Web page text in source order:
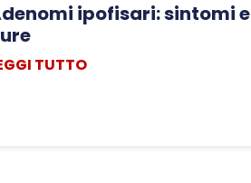
ipofisari: sintomi e
TUTTO